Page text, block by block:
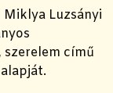
Luzsányi
szerelem című